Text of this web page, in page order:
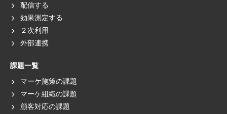
配信する
効果測定する
２次利用
外部連携
課題一覧
マーケ施策の課題
マーケ組織の課題
顧客対応の課題